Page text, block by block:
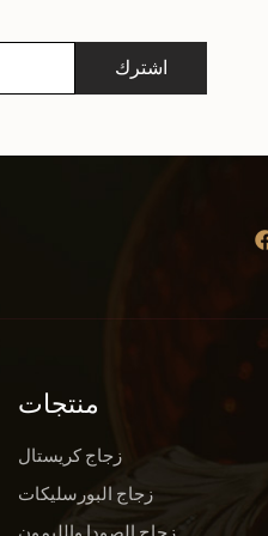
اشترك
منتجات
زجاج كريستال
زجاج البورسليكات